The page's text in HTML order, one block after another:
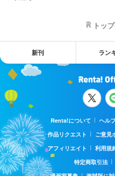
トッ
新刊 ラン
Renta!について ヘル
作品リクエスト
ご意見
アフィリエイト
利用規
特定商取引法